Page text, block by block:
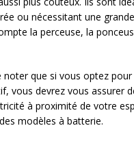
ou nécessitant une
la perceuse, la
noter que si vous optez pour
vous devrez vous assurer
à proximité de votre
modèles à batterie.